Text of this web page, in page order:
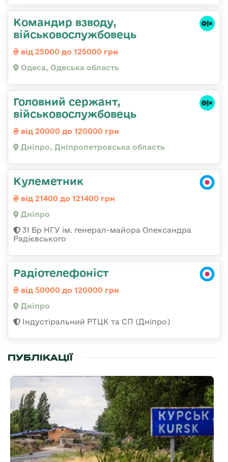
Командир взводу,
військовослужбовець
від 25000 до 125000 грн
Одеса, Одеська область
Головний сержант,
військовослужбовець
від 20000 до 120000 грн
Дніпро, Дніпропетровська область
Кулеметник
від 21400 до 121400 грн
Дніпро
31 Бр НГУ ім. генерал-майора Олександра
Радієвського
Радіотелефоніст
від 50000 до 120000 грн
Дніпро
Індустіральний РТЦК та СП (Дніпро)
ПУБЛІКАЦІЇ